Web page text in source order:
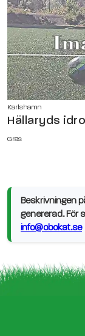
Karlshamn
Hällaryds
Gräs
Beskrivningen
genererad. För
info@obokat.se